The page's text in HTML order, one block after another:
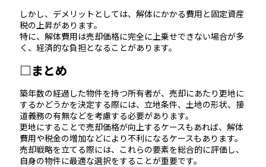
しかし、デメリットとしては、解体にかかる費用と固定資産
税の上昇があります。
特に、解体費用は売却価格に完全に上乗せできない場合が多
く、経済的な負担となることがあります。
□まとめ
築年数の経過した物件を持つ所有者が、売却にあたり更地に
するかどうかを決定する際には、立地条件、土地の形状、接
道義務の有無などを考慮する必要があります。
更地にすることで売却価格が向上するケースもあれば、解体
費用や税金の増加などにより不利になるケースもあります。
売却戦略を立てる際には、これらの要素を総合的に評価し、
自身の物件に最適な選択をすることが重要です。